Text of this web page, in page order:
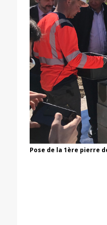
Pose de la 1ère pierre